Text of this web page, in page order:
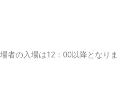
者の入場は12：00以降となりま